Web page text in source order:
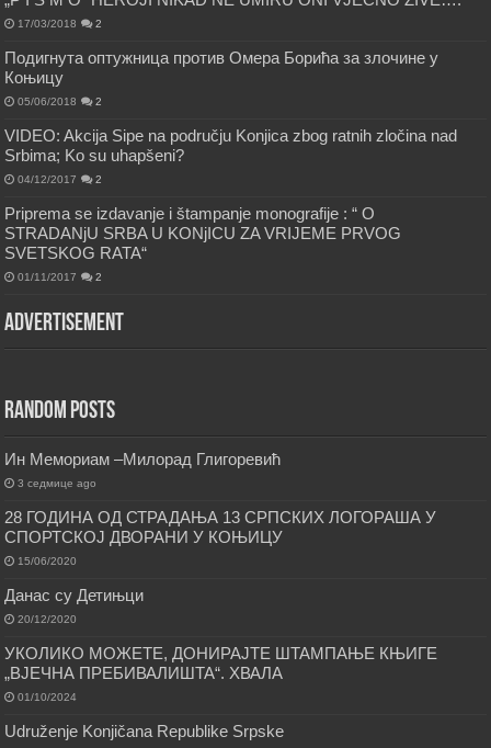
17/03/2018 2
Подигнута оптужница против Омера Борића за злочине у
Коњицу
05/06/2018 2
VIDEO: Akcija Sipe na području Konjica zbog ratnih zločina nad
Srbima; Ko su uhapšeni?
04/12/2017 2
Priprema se izdavanje i štampanje monografije : “ O
STRADANjU SRBA U KONjICU ZA VRIJEME PRVOG
SVETSKOG RATA“
01/11/2017 2
Advertisement
Random Posts
Ин Мемориам –Милорад Глигоревић
3 седмице ago
28 ГОДИНА ОД СТРАДАЊА 13 СРПСКИХ ЛОГОРАША У
СПОРТСКОЈ ДВОРАНИ У КОЊИЦУ
15/06/2020
Данас су Детињци
20/12/2020
УКОЛИКО МОЖЕТЕ, ДОНИРАЈТЕ ШТАМПАЊЕ КЊИГЕ
„ВЈЕЧНА ПРЕБИВАЛИШТА“. ХВАЛА
01/10/2024
Udruženje Konjičana Republike Srpske